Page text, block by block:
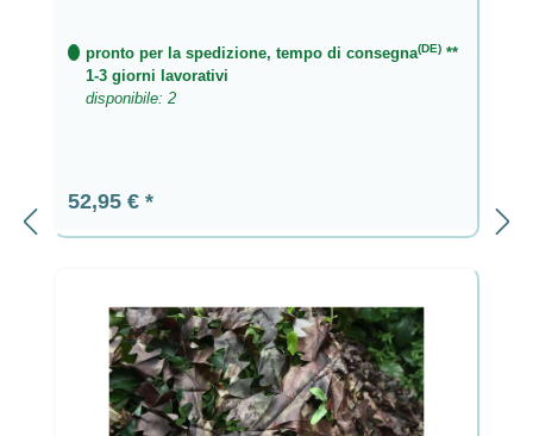
pronto per la spedizione, tempo di consegna(DE) **
1-3 giorni lavorativi
disponibile: 2
Prezzo normale:
52,95 €